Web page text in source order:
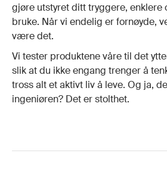
gjøre utstyret ditt tryggere, enklere
bruke. Når vi endelig er fornøyde,
være det.
Vi tester produktene våre til det
slik at du ikke engang trenger å
tross alt et aktivt liv å leve. Og ja,
ingeniøren? Det er stolthet.